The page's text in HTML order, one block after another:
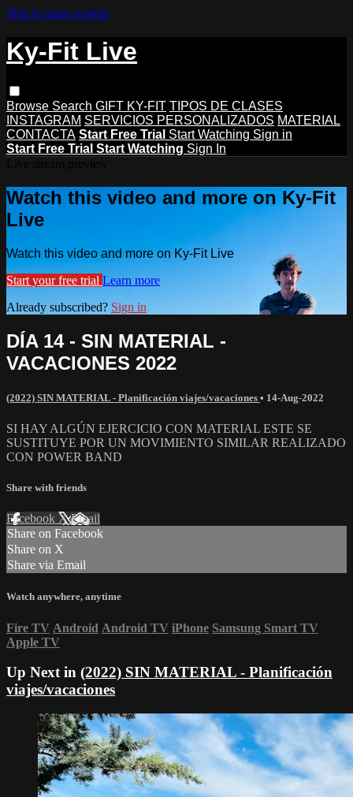
Skip to main content
Ky-Fit Live
Browse Search GIFT KY-FIT TIPOS DE CLASES
INSTAGRAM SERVICIOS PERSONALIZADOS MATERIAL
CONTACTA Start Free Trial Start Watching Sign in
Start Free Trial Start Watching Sign In
Watch this video and more on Ky-Fit
Live
Watch this video and more on Ky-Fit Live
Start your free trial Learn more
Already subscribed? Sign in
DÍA 14 - SIN MATERIAL -
VACACIONES 2022
(2022) SIN MATERIAL - Planificación viajes/vacaciones • 14-Aug-2022
SI HAY ALGÚN EJERCICIO CON MATERIAL ESTE SE
SUSTITUYE POR UN MOVIMIENTO SIMILAR REALIZADO
CON POWER BAND
Share with friends
Facebook XEmail
Share on Facebook
Share on X
Share via Email
Watch anywhere, anytime
Fire TV Android Android TV iPhone Samsung Smart TV
Apple TV
Up Next in (2022) SIN MATERIAL - Planificación
viajes/vacaciones